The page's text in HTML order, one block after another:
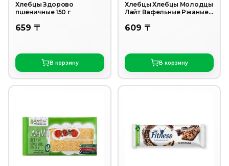
Хлебцы Здорово
пшеничные 150 г
659 〒
В корзину
Хлебцы Хлебцы Молодцы
Лайт Вафельные Ржаные
609 〒
В корзину